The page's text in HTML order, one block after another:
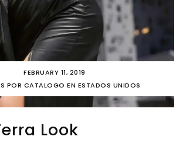
FEBRUARY 11, 2019
POR CATALOGO EN ESTADOS UNIDOS
Look